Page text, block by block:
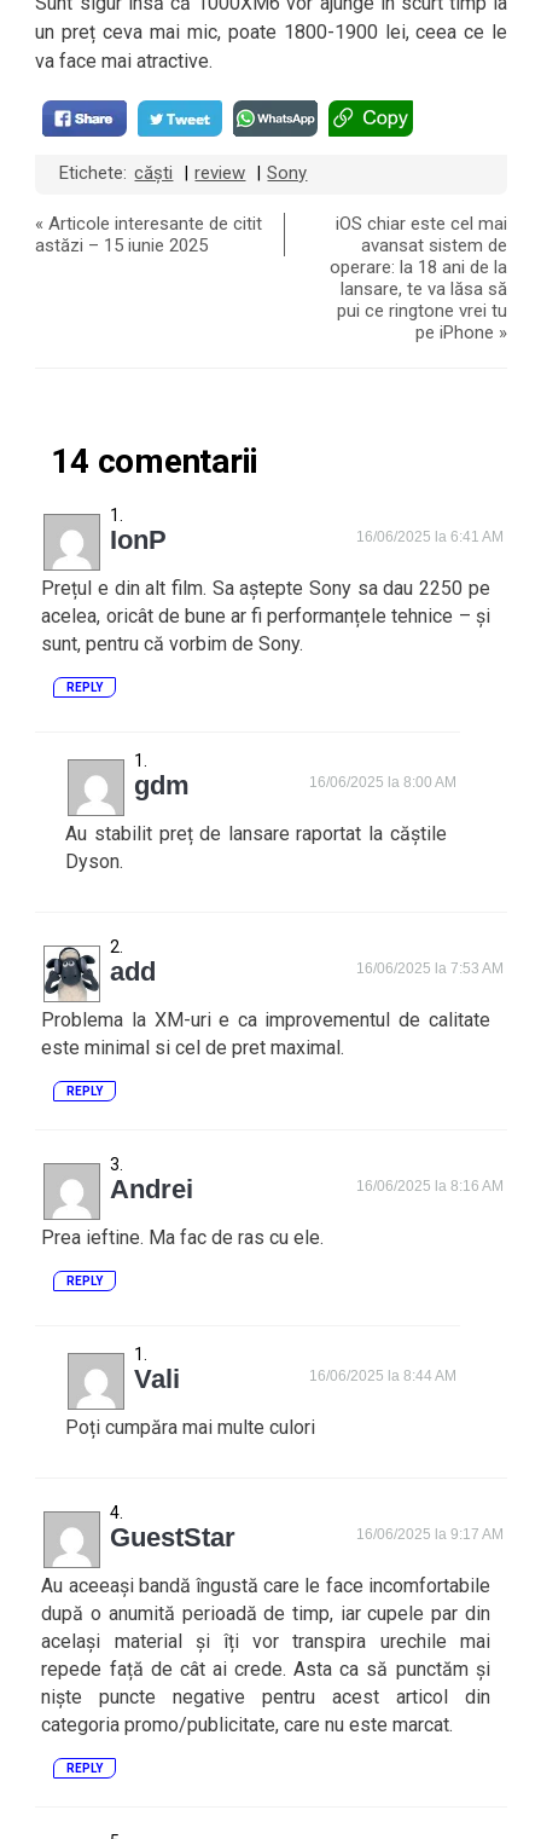
un preț ceva mai mic, poate 1800-1900 lei, ceea ce le
va face mai atractive.
Etichete: căști review Sony
«Articole interesante de citit
astăzi – 15 iunie 2025
iOS chiar este cel mai
avansat sistem de
operare: la 18 ani de la
lansare, te va lăsa să
pui ce ringtone vrei tu
pe iPhone »
14 comentarii
IonP 16/06/2025 la 6:41 AM
Prețul e din alt film. Sa aștepte Sony sa dau 2250 pe
acelea, oricât de bune ar fi performanțele tehnice – și
sunt, pentru că vorbim de Sony.
REPLY
gdm 16/06/2025 la 8:00 AM
Au stabilit preț de lansare raportat la căștile
Dyson.
add 16/06/2025 la 7:53 AM
Problema la XM-uri e ca improvementul de calitate
este minimal si cel de pret maximal.
REPLY
Andrei 16/06/2025 la 8:16 AM
Prea ieftine. Ma fac de ras cu ele.
REPLY
Vali 16/06/2025 la 8:44 AM
Poți cumpăra mai multe culori
GuestStar 16/06/2025 la 9:17 AM
Au aceeași bandă îngustă care le face incomfortabile
după o anumită perioadă de timp, iar cupele par din
același material și îți vor transpira urechile mai
repede față de cât ai crede. Asta ca să punctăm și
niște puncte negative pentru acest articol din
categoria promo/publicitate, care nu este marcat.
REPLY